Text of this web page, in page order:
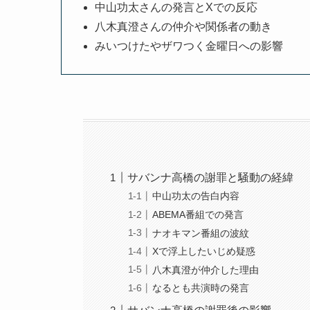
中山功太さんの発言とXでの反応
八木真澄さんの仲介や関係者の動き
みいつけたやザワつく金曜日への影響
サバンナ高橋の謝罪と騒動の経緯
中山功太の告白内容
ABEMA番組での発言
ナオキマン番組の波紋
Xで浮上したいじめ疑惑
八木真澄が仲介した理由
なるとも共演時の発言